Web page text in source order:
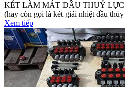
KÉT LÀM MÁT DẦU THUỶ LỰC
(hay còn gọi là két giải nhiệt dầu
Xem tiếp